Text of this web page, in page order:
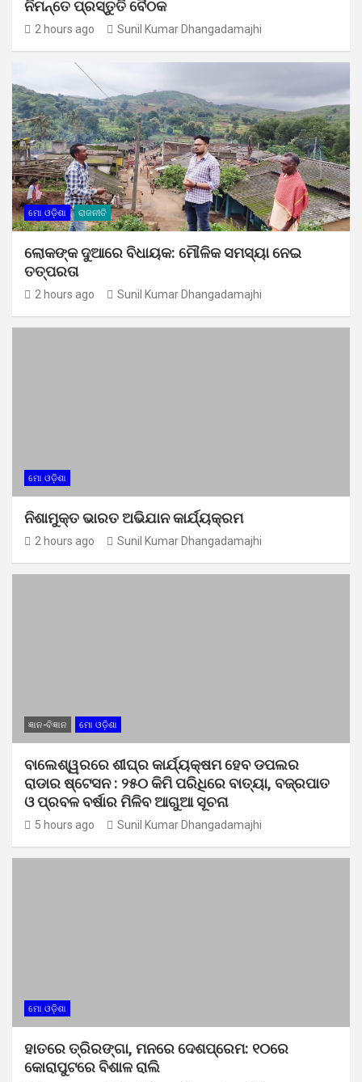
ନିମନ୍ତେ ପ୍ରସ୍ତୁତି ବୈଠକ
2 hours ago Sunil Kumar Dhangadamajhi
ମୋ ଓଡ଼ିଶା ରାଜନୀତି
ଲୋକଙ୍କ ଦୁଆରେ ବିଧାୟକ: ମୌଳିକ ସମସ୍ୟା ନେଇ
ତତ୍ପରତା
2 hours ago Sunil Kumar Dhangadamajhi
ମୋ ଓଡ଼ିଶା
ନିଶାମୁକ୍ତ ଭାରତ ଅଭିଯାନ କାର୍ଯ୍ୟକ୍ରମ
2 hours ago Sunil Kumar Dhangadamajhi
ଜ୍ଞାନ-ବିଜ୍ଞାନ ମୋ ଓଡ଼ିଶା
ବାଲେଶ୍ୱରରେ ଶୀଘ୍ର କାର୍ଯ୍ୟକ୍ଷମ ହେବ ଡପଲର
ରାଡାର ଷ୍ଟେସନ : ୨୫୦ କିମି ପରିଧିରେ ବାତ୍ୟା, ବଜ୍ରପାତ
ଓ ପ୍ରବଳ ବର୍ଷାର ମିଳିବ ଆଗୁଆ ସୂଚନା
5 hours ago Sunil Kumar Dhangadamajhi
ମୋ ଓଡ଼ିଶା
ହାତରେ ତ୍ରିରଙ୍ଗା, ମନରେ ଦେଶପ୍ରେମ: ୧୦ରେ
କୋରାପୁଟରେ ବିଶାଳ ରାଲି